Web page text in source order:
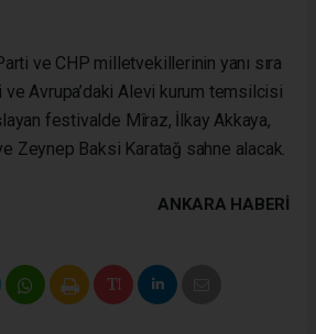
ve CHP milletvekillerinin yanı sıra
Avrupa’daki Alevi kurum temsilcisi
festivalde Mîraz, İlkay Akkaya,
Zeynep Baksi Karatağ sahne alacak.
ANKARA HABERİ